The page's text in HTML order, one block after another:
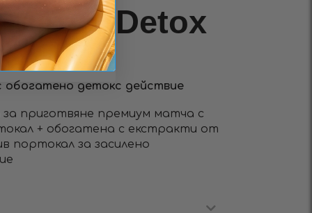
Detox
обогатено детокс действие
за приготвяне премиум матча с
+ обогатена с екстракти от
портокал за засилено